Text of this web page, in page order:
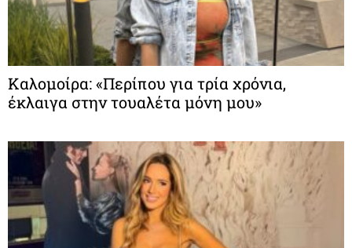
Καλομοίρα: «Περίπου για τρία χρόνια,
έκλαιγα στην τουαλέτα μόνη μου»